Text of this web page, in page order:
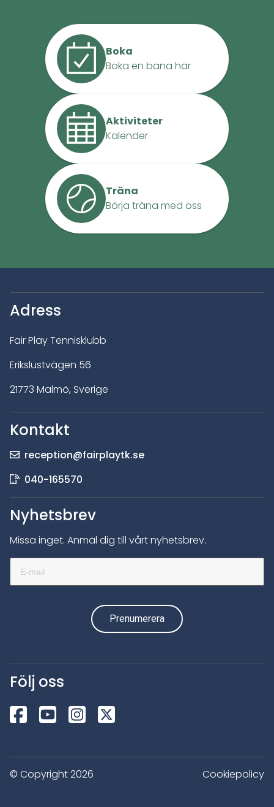
Boka
Boka en bana här
Träna
Börja träna med oss
Aktiviteter
Kalender
Adress
Fair Play Tennisklubb
Erikslustvägen 56
21773 Malmö, Sverige
Kontakt
reception@fairplaytk.se
040-165570
Nyhetsbrev
Missa inget. Anmäl dig till vårt nyhetsbrev.
Följ oss
© Copyright 2026 Cookiepolicy